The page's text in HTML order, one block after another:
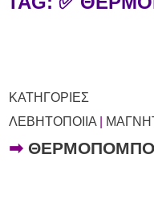
ΚΑΤΗΓΟΡΙΕΣ
ΛΕΒΗΤΟΠΟΙΙΑ
➡